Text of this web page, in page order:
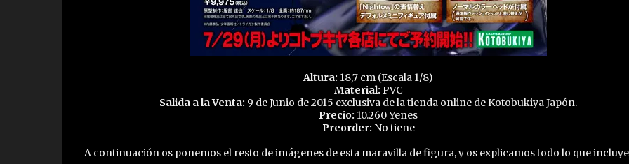
Altura: 18,7 cm (Escala 1/8)
Material: PVC
Salida a la Venta: 9 de Junio de 2015 exclusiva de la tienda online de Kotobukiya Japón.
Precio: 10.260 Yenes
Preorder: No tiene
A continuación os ponemos el resto de imágenes de esta maravilla de figura, y os explicamos todo lo que